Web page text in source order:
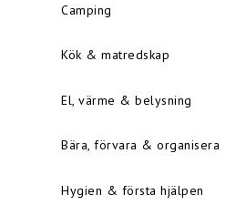
Camping
Kök & matredskap
El, värme & belysning
Bära, förvara & organisera
Hygien & första hjälpen